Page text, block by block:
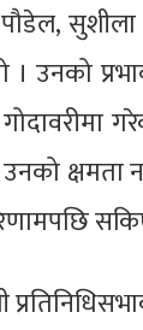
उनको
क्षमता